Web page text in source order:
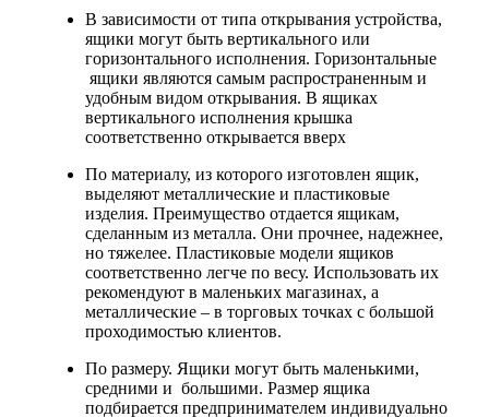
В зависимости от типа открывания устройства,
ящики могут быть вертикального или
горизонтального исполнения. Горизонтальные
ящики являются самым распространенным и
удобным видом открывания. В ящиках
вертикального исполнения крышка
соответственно открывается вверх
По материалу, из которого изготовлен ящик,
выделяют металлические и пластиковые
изделия. Преимущество отдается ящикам,
сделанным из металла. Они прочнее, надежнее,
но тяжелее. Пластиковые модели ящиков
соответственно легче по весу. Использовать их
рекомендуют в маленьких магазинах, а
металлические – в торговых точках с большой
проходимостью клиентов.
По размеру. Ящики могут быть маленькими,
средними и большими. Размер ящика
подбирается предпринимателем индивидуально